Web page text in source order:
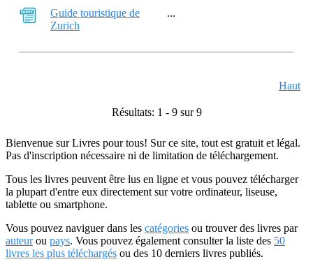
Guide touristique de
Zurich
...
Haut
Résultats: 1 - 9 sur 9
Bienvenue sur Livres pour tous! Sur ce site, tout est gratuit et légal.
Pas d'inscription nécessaire ni de limitation de téléchargement.
Tous les livres peuvent être lus en ligne et vous pouvez télécharger
la plupart d'entre eux directement sur votre ordinateur, liseuse,
tablette ou smartphone.
Vous pouvez naviguer dans les catégories ou trouver des livres par
auteurou pays. Vous pouvez également consulter la liste des 50
livres les plus téléchargés ou des 10 derniers livres publiés.